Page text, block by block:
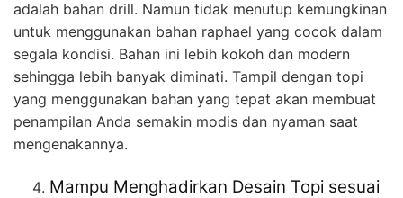
adalah bahan drill. Namun tidak menutup kemungkinan
untuk menggunakan bahan raphael yang cocok dalam
segala kondisi. Bahan ini lebih kokoh dan modern
sehingga lebih banyak diminati. Tampil dengan topi
yang menggunakan bahan yang tepat akan membuat
penampilan Anda semakin modis dan nyaman saat
mengenakannya.
Mampu Menghadirkan Desain Topi sesuai